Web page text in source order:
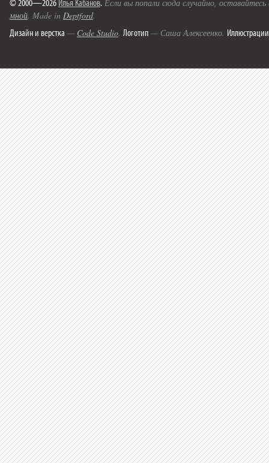
© 2000—2026 Илья Кабанов. Если вы попали сюда случайно,
мной. Made in Deptford.
Дизайн и верстка — Code Studio. Логотип — Саша Алексеенко. Иллюстрации